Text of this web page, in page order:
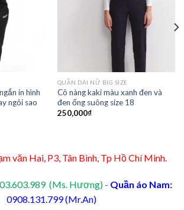
in hình
ngôi sao
Add to
Wishlist
QUẦN DÀI NỮ BIG SIZE
Cô nàng kaki màu xanh đen và
đen ống suông size 18
250,000₫
văn Hai, P3, Tân Bình, Tp Hồ Chí Minh.
(Ms. Hương) - Quần áo Nam:
0908.131.799 (Mr.An)